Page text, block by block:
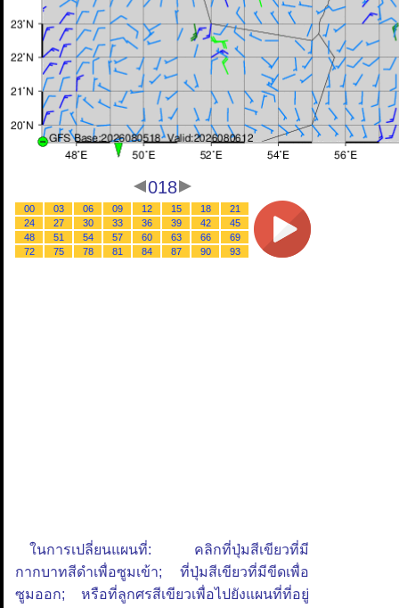
018
00 03 06 09 12 15 18
21
24
27 30 33 36 39 42
45
48
51 54 57 60 63 66
69
72
75 78 81 84 87 90 93
ในการเปลี่ยนแผนที่: คลิกที่ปุ่มสีเขียวที่มี
กากบาทสีดำเพื่อซูมเข้า; ที่ปุ่มสีเขียวที่มีขีดเพื่อ
ซูมออก; หรือที่ลูกศรสีเขียวเพื่อไปยังแผนที่ที่อยู่